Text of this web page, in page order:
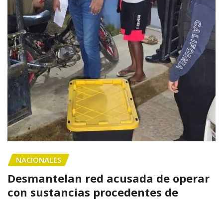
NACIONALES
Desmantelan red acusada de operar
con sustancias procedentes de